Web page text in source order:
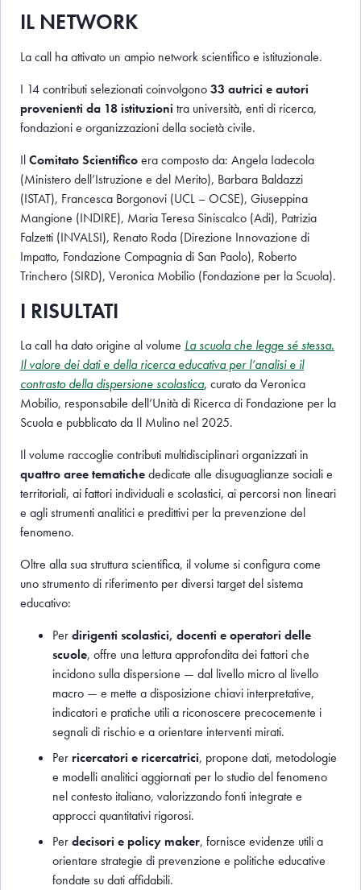
IL NETWORK
La call ha attivato un ampio network scientifico e istituzionale.
I 14 contributi selezionati coinvolgono33 autrici e autori
provenienti da 18 istituzioni tra università, enti di ricerca,
fondazioni e organizzazioni della società civile.
IlComitato Scientificoera composto da: Angela Iadecola
(Ministero dell’Istruzione e del Merito), Barbara Baldazzi
(ISTAT), Francesca Borgonovi (UCL – OCSE), Giuseppina
Mangione (INDIRE), Maria Teresa Siniscalco (Adi), Patrizia
Falzetti (INVALSI), Renato Roda (Direzione Innovazione di
Impatto, Fondazione Compagnia di San Paolo), Roberto
Trinchero (SIRD), Veronica Mobilio (Fondazione per la Scuola).
I RISULTATI
La call ha dato origine al volume La scuola che legge sé stessa.
Il valore dei dati e della ricerca educativa per l’analisi e il
contrasto della dispersione scolastica, curato da Veronica
Mobilio, responsabile dell’Unità di Ricerca di Fondazione per la
Scuola e pubblicato da Il Mulino nel 2025.
Il volume raccoglie contributi multidisciplinari organizzati in
quattro aree tematichededicate alle disuguaglianze sociali e
territoriali, ai fattori individuali e scolastici, ai percorsi non lineari
e agli strumenti analitici e predittivi per la prevenzione del
fenomeno.
Oltre alla sua struttura scientifica, il volume si configura come
uno strumento di riferimento per diversi target del sistema
educativo:
Perdirigenti scolastici, docenti e operatori delle
scuole, offre una lettura approfondita dei fattori che
incidono sulla dispersione — dal livello micro al livello
macro — e mette a disposizione chiavi interpretative,
indicatori e pratiche utili a riconoscere precocemente i
segnali di rischio e a orientare interventi mirati.
Per ricercatori e ricercatrici, propone dati, metodologie
e modelli analitici aggiornati per lo studio del fenomeno
nel contesto italiano, valorizzando fonti integrate e
approcci quantitativi rigorosi.
Perdecisori e policy maker, fornisce evidenze utili a
orientare strategie di prevenzione e politiche educative
fondate su dati affidabili.